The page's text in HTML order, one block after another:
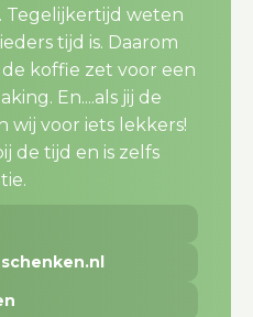
Tegelijkertijd weten
tijd is. Daarom
koffie zet voor een
En....als jij de
wij voor iets lekkers!
de tijd en is zelfs